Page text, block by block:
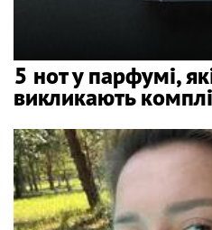
5 нот у парфумі,
викликають